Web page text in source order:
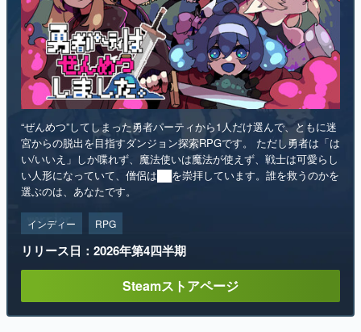
“ぜんめつ”してしまった勇者パーティから1人だけ選んで、ともに迷
宮からの脱出を目指すダンジョン探索RPGです。 ただし勇者は「は
い/いいえ」しか喋れず、魔法使いは魔法が使えず、戦士は可愛らし
い人形になっていて、僧侶は██を崇拝しています。誰を救うのかを
選ぶのは、あなたです。
インディー RPG
リリース日：2026年第4四半期
Steamストアページ